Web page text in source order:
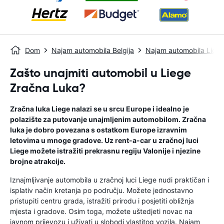
Dom Najam automobila Belgija Najam automobila Liege
Zašto unajmiti automobil u Liege
Zračna Luka?
Zračna luka Liege nalazi se u srcu Europe i idealno je
polazište za putovanje unajmljenim automobilom. Zračna
luka je dobro povezana s ostatkom Europe izravnim
letovima u mnoge gradove. Uz rent-a-car u zračnoj luci
Liege možete istražiti prekrasnu regiju Valonije i njezine
brojne atrakcije.
Iznajmljivanje automobila u zračnoj luci Liege nudi praktičan i
isplativ način kretanja po području. Možete jednostavno
pristupiti centru grada, istražiti prirodu i posjetiti obližnja
mjesta i gradove. Osim toga, možete uštedjeti novac na
javnom prijevozu i uživati ​​u slobodi vlastitog vozila. Najam